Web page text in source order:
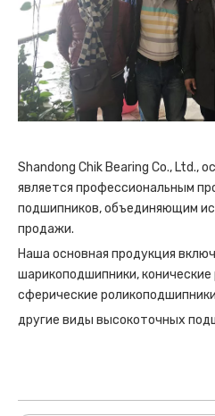
Shandong Chik Bearing Co., Ltd.,
является профессиональным
подшипников, объединяющим
продажи.
Наша основная продукция
шарикоподшипники,
сферические
другие виды высокоточных